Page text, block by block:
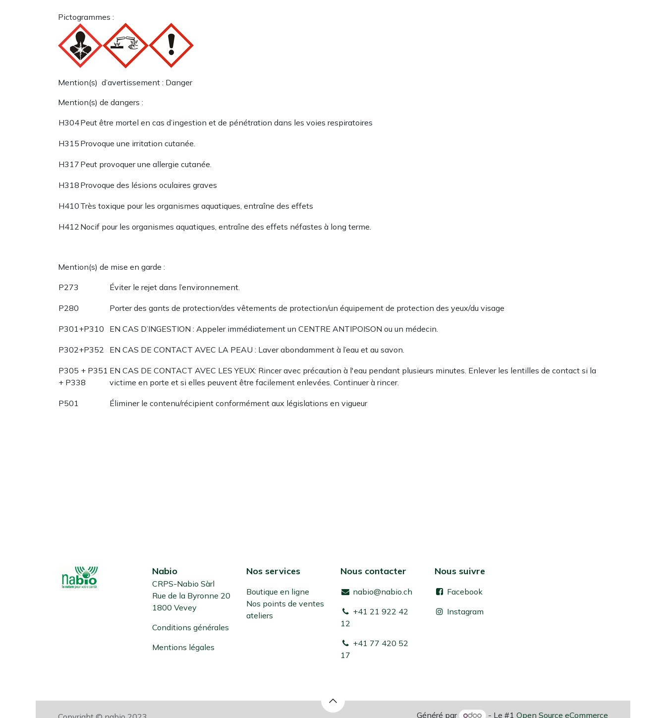
Pictogrammes :
Mention(s) d’avertissement : Danger
Mention(s) de dangers :
H304Peut être mortel en cas d’ingestion et de pénétration dans les voies respiratoires
H315 Provoque une irritation cutanée.
H317 Peut provoquer une allergie cutanée.
H318 Provoque des lésions oculaires graves
H410 Très toxique pour les organismes aquatiques, entraîne des effets
H412 Nocif pour les organismes aquatiques, entraîne des effets néfastes à long terme.
Mention(s) de mise en garde :
P273 Éviter le rejet dans l’environnement.
P280 Porter des gants de protection/des vêtements de protection/un équipement de protection des yeux/du visage
P301+P310 EN CAS D’INGESTION : Appeler immédiatement un CENTRE ANTIPOISON ou un médecin.
P302+P352 EN CAS DE CONTACT AVEC LA PEAU : Laver abondamment à l’eau et au savon.
P305 + P351
+ P338
EN CAS DE CONTACT AVEC LES YEUX: Rincer avec précaution à l'eau pendant plusieurs minutes. Enlever les lentilles de contact si la
victime en porte et si elles peuvent être facilement enlevées. Continuer à rincer.
P501 Éliminer le contenu/récipient conformément aux législations en vigueur
Nabio
CRPS-Nabio Sàrl
Rue de la Byronne 20
1800 Vevey
Conditions générales
Mentions légales
Nos services
Boutique en ligne
Nos points de ventes
ateliers
Nous contacter
nabio@nabio.ch
+41 21 922 42
12
+41 77 420 52
17
Nous suivre
Facebook
Instagram
Généré par - Le #1 Open Source eCommerce